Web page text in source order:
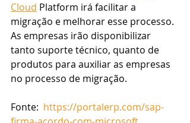
Cloud Platform irá facilitar a
migração e melhorar esse processo.
As empresas irão disponibilizar
tanto suporte técnico, quanto de
produtos para auxiliar as empresas
no processo de migração.
Fonte: https://portalerp.com/sap-